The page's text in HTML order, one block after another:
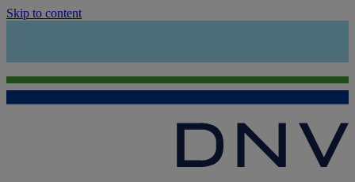
Skip to content